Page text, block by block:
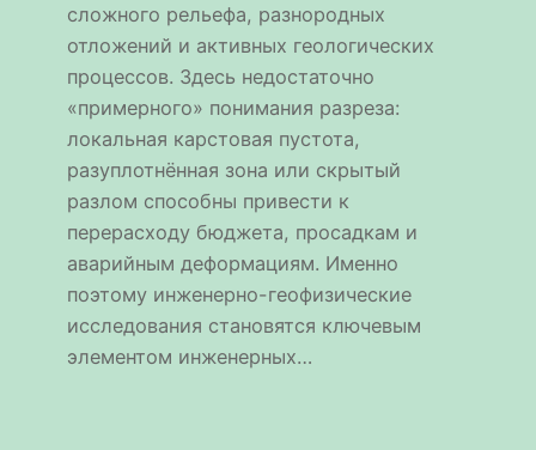
сложного рельефа, разнородных
отложений и активных геологических
процессов. Здесь недостаточно
«примерного» понимания разреза:
локальная карстовая пустота,
разуплотнённая зона или скрытый
разлом способны привести к
перерасходу бюджета, просадкам и
аварийным деформациям. Именно
поэтому инженерно-геофизические
исследования становятся ключевым
элементом инженерных…